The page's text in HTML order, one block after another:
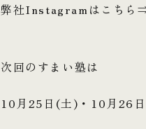
弊社Instagramはこちら
次回のすまい塾は
10月25日(土)・10月26